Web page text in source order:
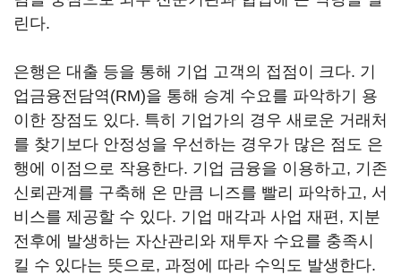
린다.
은행은 대출 등을 통해 기업 고객의 접점이 크다. 기
업금융전담역(RM)을 통해 승계 수요를 파악하기 용
이한 장점도 있다. 특히 기업가의 경우 새로운 거래처
를 찾기보다 안정성을 우선하는 경우가 많은 점도 은
행에 이점으로 작용한다. 기업 금융을 이용하고, 기존
신뢰관계를 구축해 온 만큼 니즈를 빨리 파악하고, 서
비스를 제공할 수 있다. 기업 매각과 사업 재편, 지분
전후에 발생하는 자산관리와 재투자 수요를 충족시
킬 수 있다는 뜻으로, 과정에 따라 수익도 발생한다.